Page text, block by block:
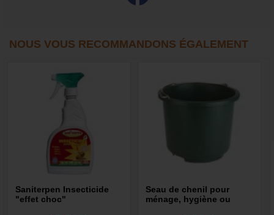
NOUS VOUS RECOMMANDONS ÉGALEMENT
Saniterpen Insecticide
"effet choc"
Seau de chenil pour
ménage, hygiène ou